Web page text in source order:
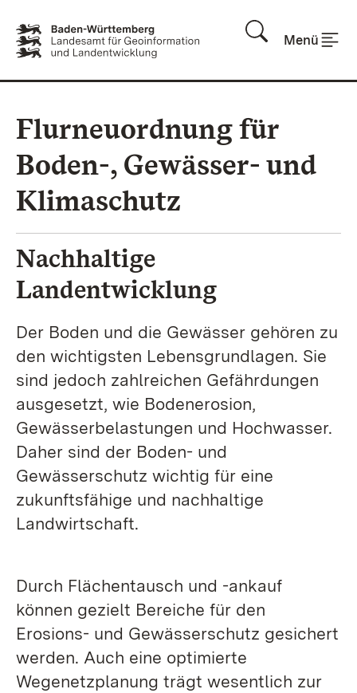
Menü
Flurneuordnung für
Boden-, Gewässer- und
Klimaschutz
Nachhaltige
Landentwicklung
Der Boden und die Gewässer gehören zu
den wichtigsten Lebensgrundlagen. Sie
sind jedoch zahlreichen Gefährdungen
ausgesetzt, wie Bodenerosion,
Gewässerbelastungen und Hochwasser.
Daher sind der Boden- und
Gewässerschutz wichtig für eine
zukunftsfähige und nachhaltige
Landwirtschaft.
Durch Flächentausch und -ankauf
können gezielt Bereiche für den
Erosions- und Gewässerschutz gesichert
werden. Auch eine optimierte
Wegenetzplanung trägt wesentlich zur